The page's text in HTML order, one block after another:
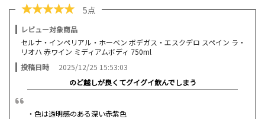
★★★★★ 5点
レビュー対象商品
セルナ・インペリアル・ホーベン ボデガス・エスクデロ スペイン ラ・
リオハ 赤ワイン ミディアムボディ 750ml
投稿日時
2025/12/25 15:53:03
のど越しが良くてグイグイ飲んでしまう
・色は透明感のある深い赤紫色